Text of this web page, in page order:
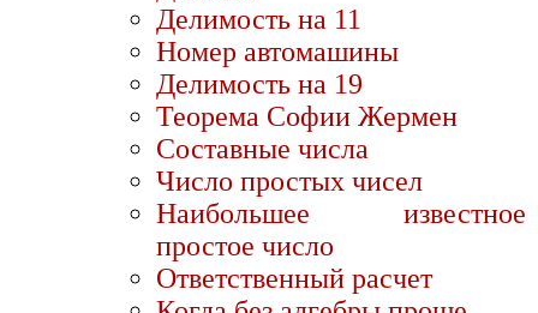
Делимость на 11
Номер автомашины
Делимость на 19
Теорема Софии Жермен
Составные числа
Число простых чисел
Наибольшее известное
простое число
Ответственный расчет